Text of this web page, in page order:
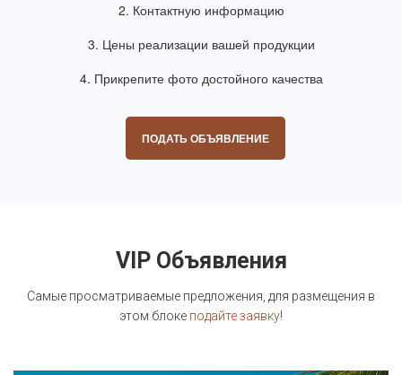
2. Контактную информацию
3. Цены реализации вашей продукции
4. Прикрепите фото достойного качества
ПОДАТЬ ОБЪЯВЛЕНИЕ
VIP Объявления
Самые просматриваемые предложения, для размещения в
этом блоке подайте заявку!